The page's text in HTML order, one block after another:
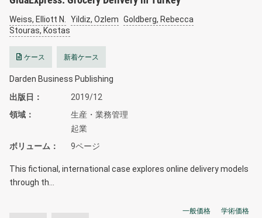
Weiss, Elliott N. Yildiz, Ozlem Goldberg, Rebecca
Stouras, Kostas
ケース 新着ケース
Darden Business Publishing
出版日
2019/12
領域
生産・業務管理
起業
ボリューム
9ページ
This fictional, international case explores online delivery models
through th…